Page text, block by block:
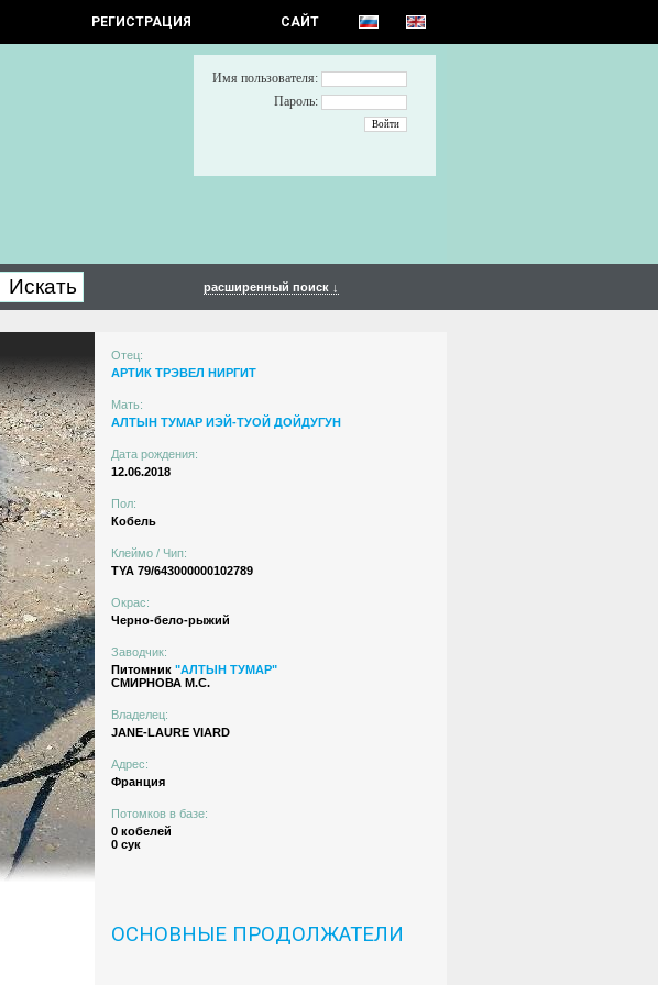
РЕГИСТРАЦИЯ САЙТ
Имя пользователя:
Пароль:
расширенный поиск ↓
Отец:
АРТИК ТРЭВЕЛ НИРГИТ
Мать:
АЛТЫН ТУМАР ИЭЙ-ТУОЙ ДОЙДУГУН
Дата рождения:
12.06.2018
Пол:
Кобель
Клеймо / Чип:
TYA 79/643000000102789
Окрас:
Черно-бело-рыжий
Заводчик:
Питомник "АЛТЫН ТУМАР"
СМИРНОВА М.C.
Владелец:
JANE-LAURE VIARD
Адрес:
Франция
Потомков в базе:
0 кобелей
0 сук
ОСНОВНЫЕ ПРОДОЛЖАТЕЛИ